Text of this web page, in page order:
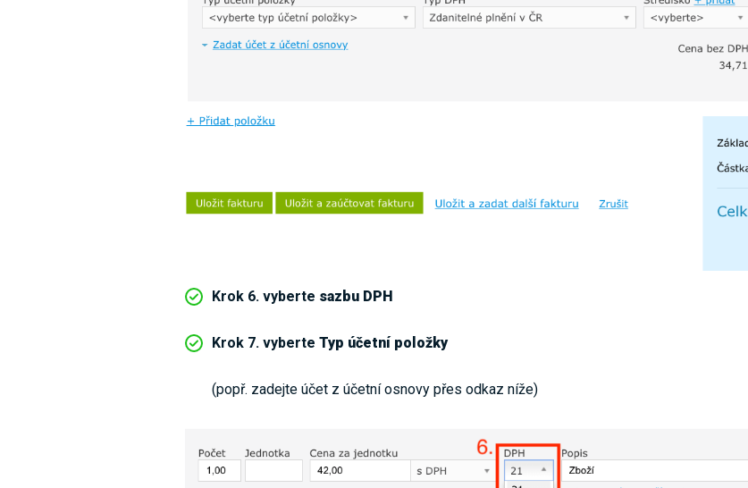
Krok 6. vyberte sazbu DPH
Krok 7. vyberte Typ účetní položky
(popř. zadejte účet z účetní osnovy přes odkaz níže)